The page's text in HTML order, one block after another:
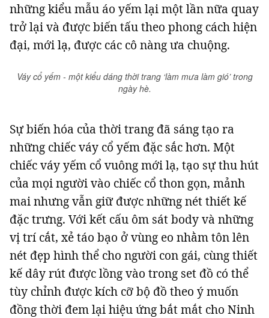
Magazine
Sản phẩm khác
Thông tin tòa soạn Liên hệ quảng cáo
Đọc Thanh Niên trên điện thoại
Theo dõi báo trên
những kiểu mẫu áo yếm lại một lần nữa quay
trở lại và được biến tấu theo phong cách hiện
đại, mới lạ, được các cô nàng ưa chuộng.
Váy cổ yếm - một kiểu dáng thời trang ‘làm mưa làm gió’ trong
ngày hè.
Sự biến hóa của thời trang đã sáng tạo ra
những chiếc váy cổ yếm đặc sắc hơn. Một
chiếc váy yếm cổ vuông mới lạ, tạo sự thu hút
của mọi người vào chiếc cổ thon gọn, mảnh
mai nhưng vẫn giữ được những nét thiết kế
đặc trưng. Với kết cấu ôm sát body và những
vị trí cắt, xẻ táo bạo ở vùng eo nhằm tôn lên
nét đẹp hình thể cho người con gái, cùng thiết
kế dây rút được lồng vào trong set đồ có thể
tùy chỉnh được kích cỡ bộ đồ theo ý muốn
đồng thời đem lại hiệu ứng bắt mắt cho Ninh